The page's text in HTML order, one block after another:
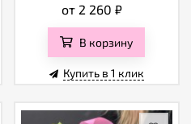
от 2 260 ₽
В корзину
Купить в 1 клик